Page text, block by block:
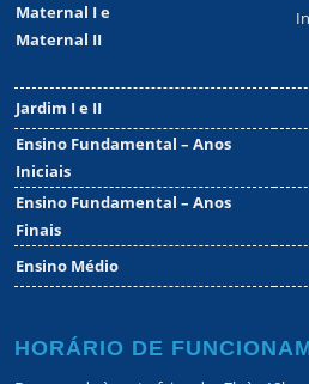
Maternal I e
Maternal II
Jardim I e II
Ensino Fundamental – Anos
Iniciais
Ensino Fundamental – Anos
Finais
Ensino Médio
HORÁRIO DE